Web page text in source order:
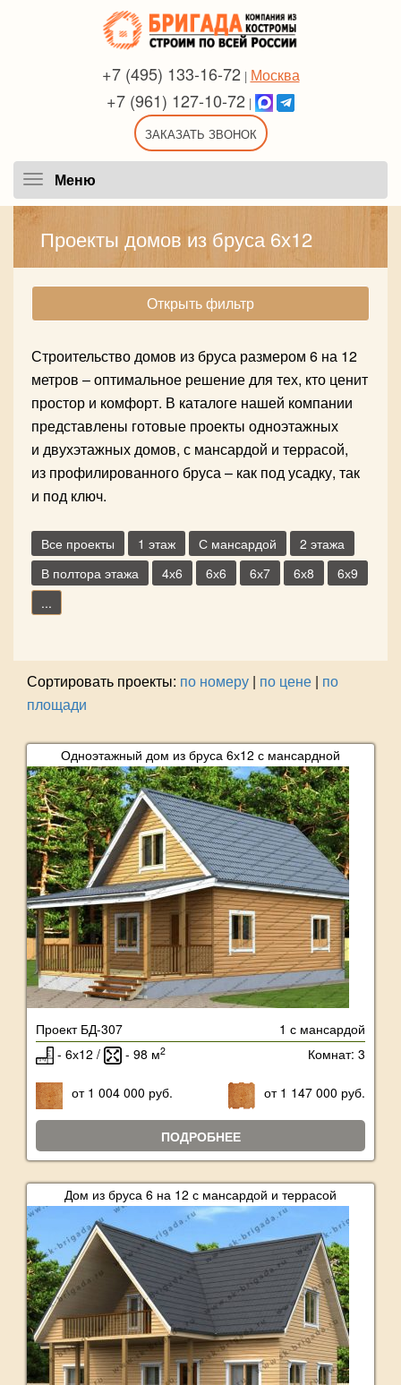
+7 (495) 133-16-72 | Москва
+7 (961) 127-10-72 |
ЗАКАЗАТЬ ЗВОНОК
Меню
Проекты домов из бруса 6х12
Открыть фильтр
Строительство домов из бруса размером 6 на 12
метров – оптимальное решение для тех, кто ценит
простор и комфорт. В каталоге нашей компании
представлены готовые проекты одноэтажных
и двухэтажных домов, с мансардой и террасой,
из профилированного бруса – как под усадку, так
и под ключ.
Все проекты 1 этаж С мансардой
2 этажа
В полтора этажа
4х6 6х6 6х7 6х8
6х9
...
Сортировать проекты: по номеру | по цене | по
площади
Одноэтажный дом из бруса 6х12 с мансардной
Проект БД-307
1 с мансардой
- 6х12 /
- 98 м2 Комнат: 3
от 1 004 000 руб. от 1 147 000 руб.
ПОДРОБНЕЕ
Дом из бруса 6 на 12 с мансардой и террасой